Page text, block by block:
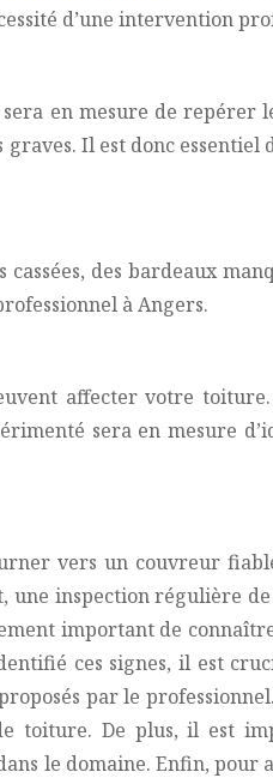
d’une intervention
en mesure de repérer
Il est donc
des bardeaux
à Angers.
affecter votre
sera en mesure
vers un couvreur
une inspection régulière
important de
ces signes, il est
par le
toiture. De plus, il est
le domaine. Enfin,